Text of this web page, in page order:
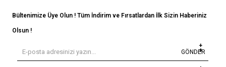
Bültenimize Üye Olun ! Tüm İndirim ve Fırsatlardan İlk Sizin Haberiniz
Olsun !
GÖNDER